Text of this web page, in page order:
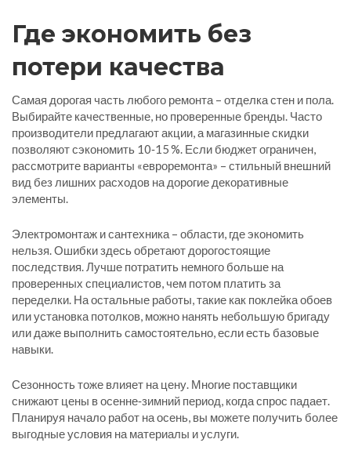
Где экономить без
потери качества
Самая дорогая часть любого ремонта – отделка стен и пола.
Выбирайте качественные, но проверенные бренды. Часто
производители предлагают акции, а магазинные скидки
позволяют сэкономить 10‑15 %. Если бюджет ограничен,
рассмотрите варианты «евроремонта» – стильный внешний
вид без лишних расходов на дорогие декоративные
элементы.
Электромонтаж и сантехника – области, где экономить
нельзя. Ошибки здесь обретают дорогостоящие
последствия. Лучше потратить немного больше на
проверенных специалистов, чем потом платить за
переделки. На остальные работы, такие как поклейка обоев
или установка потолков, можно нанять небольшую бригаду
или даже выполнить самостоятельно, если есть базовые
навыки.
Сезонность тоже влияет на цену. Многие поставщики
снижают цены в осенне‑зимний период, когда спрос падает.
Планируя начало работ на осень, вы можете получить более
выгодные условия на материалы и услуги.